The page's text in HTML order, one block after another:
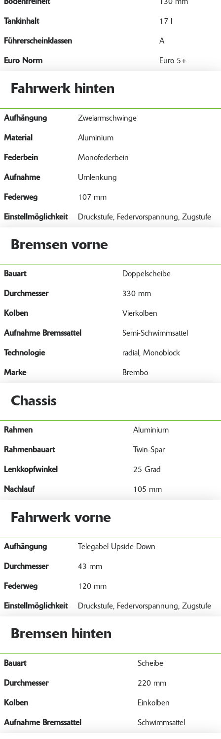
Bodenfreiheit 130 mm
Tankinhalt 17 l
Führerscheinklassen A
Euro Norm Euro 5+
Fahrwerk hinten
Aufhängung Zweiarmschwinge
Material Aluminium
Federbein Monofederbein
Aufnahme Umlenkung
Federweg 107 mm
Einstellmöglichkeit Druckstufe, Federvorspannung, Zugstufe
Bremsen vorne
Bauart Doppelscheibe
Durchmesser 330 mm
Kolben Vierkolben
Aufnahme Bremssattel Semi-Schwimmsattel
Technologie radial, Monoblock
Marke Brembo
Chassis
Rahmen Aluminium
Rahmenbauart Twin-Spar
Lenkkopfwinkel 25 Grad
Nachlauf 105 mm
Fahrwerk vorne
Aufhängung Telegabel Upside-Down
Durchmesser 43 mm
Federweg 120 mm
Einstellmöglichkeit Druckstufe, Federvorspannung, Zugstufe
Bremsen hinten
Bauart Scheibe
Durchmesser 220 mm
Kolben Einkolben
Aufnahme Bremssattel Schwimmsattel